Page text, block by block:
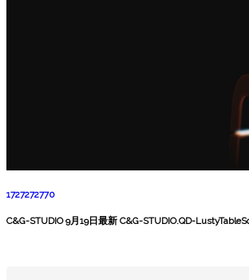
1727272770
C&G-STUDIO 9月19日最新 C&G-STUDIO.QD-